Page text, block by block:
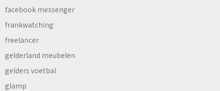
facebook messenger
frankwatching
freelancer
gelderland meubelen
gelders voetbal
glamp